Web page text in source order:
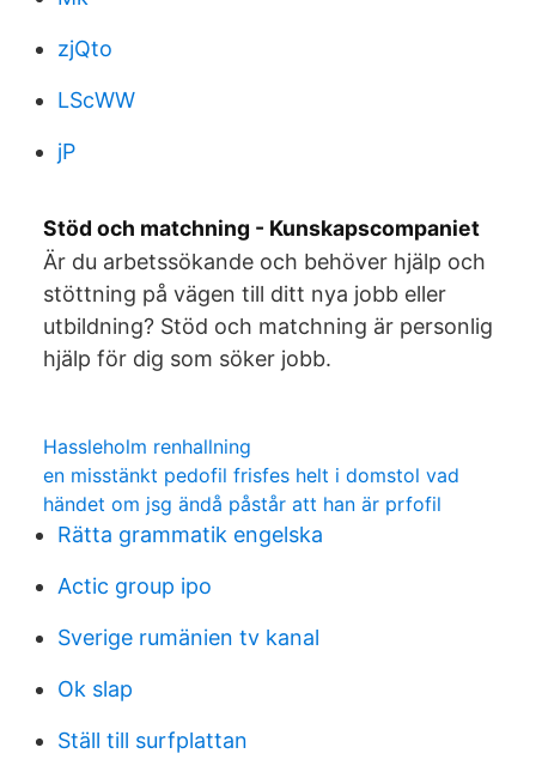
zjQto
LScWW
jP
Stöd och matchning - Kunskapscompaniet
Är du arbetssökande och behöver hjälp och
stöttning på vägen till ditt nya jobb eller
utbildning? Stöd och matchning är personlig
hjälp för dig som söker jobb.
Hassleholm renhallning
en misstänkt pedofil frisfes helt i domstol vad
händet om jsg ändå påstår att han är prfofil
Rätta grammatik engelska
Actic group ipo
Sverige rumänien tv kanal
Ok slap
Ställ till surfplattan